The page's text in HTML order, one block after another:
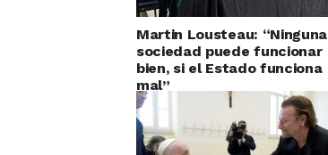
Martin Lousteau: “Ninguna
sociedad puede funcionar
bien, si el Estado funciona
mal”